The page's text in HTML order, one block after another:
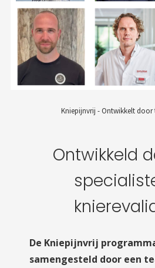
Kniepijnvrij - Ontwikkelt door
Ontwikkeld
De Kniepijnvrij
samengesteld door een